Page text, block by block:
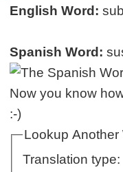
English Word:
Spanish Word:
Now you know
:-)
Lookup Another
Translation type: